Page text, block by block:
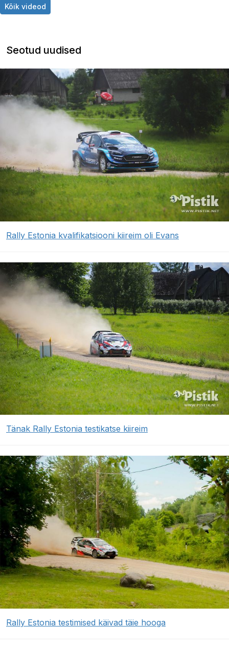
Kõik videod
Seotud uudised
Rally Estonia kvalifikatsiooni kiireim oli Evans
Tänak Rally Estonia testikatse kiireim
Rally Estonia testimised käivad täie hooga